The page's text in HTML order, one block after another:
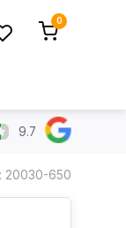
0
BE) Voor
9.7
20030-650